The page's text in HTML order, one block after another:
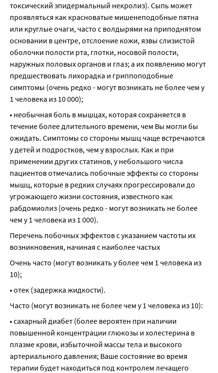
токсический эпидермальный некролиз). Сыпь может
проявляться как красноватые мишенеподобные пятна
или круглые очаги, часто с волдырями на приподнятом
основании в центре, отслоение кожи, язвы слизистой
оболочки полости рта, глотки, носовой полости,
наружных половых органов и глаз; а их появлению могут
предшествовать лихорадка и гриппоподобные
симптомы (очень редко - могут возникать не более чем у
1 человека из 10 000);
• необычная боль в мышцах, которая сохраняется в
течение более длительного времени, чем Вы могли бы
ожидать. Симптомы со стороны мышц чаще встречаются
у детей и подростков, чем у взрослых. Как и при
применении других статинов, у небольшого числа
пациентов отмечались побочные эффекты со стороны
мышц, которые в редких случаях прогрессировали до
угрожающего жизни состояния, известного как
рабдомиолиз (очень редко - могут возникать не более
чем у 1 человека из 1 000).
Перечень побочных эффектов с указанием частоты их
возникновения, начиная с наиболее частых
Очень часто (могут возникать у более чем 1 человека из
10);
• отек (задержка жидкости).
Часто (могут возникать не более чем у 1 человека из 10):
• сахарный диабет (более вероятен при наличии
повышенной концентрации глюкозы и холестерина в
плазме крови, избыточной массы тела и высокого
артериального давления; Ваше состояние во время
терапии будет находиться под контролем лечащего